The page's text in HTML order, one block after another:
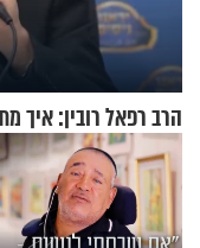
הרב רפאל רובין: איך